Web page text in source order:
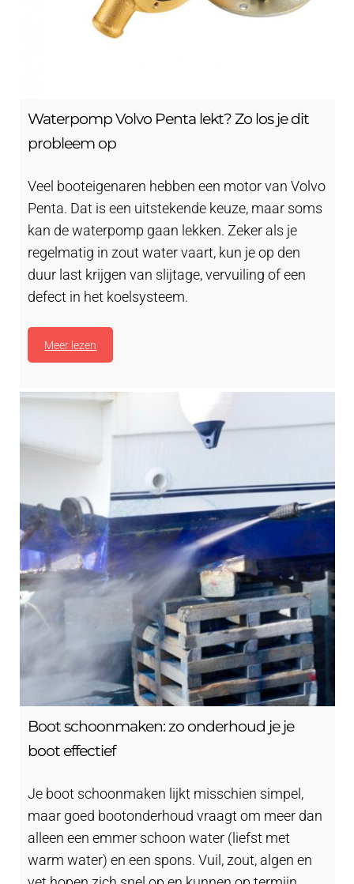
Waterpomp Volvo Penta lekt? Zo los je dit
probleem op
Veel booteigenaren hebben een motor van Volvo
Penta. Dat is een uitstekende keuze, maar soms
kan de waterpomp gaan lekken. Zeker als je
regelmatig in zout water vaart, kun je op den
duur last krijgen van slijtage, vervuiling of een
defect in het koelsysteem.
Meer lezen
Boot schoonmaken: zo onderhoud je je
boot effectief
Je boot schoonmaken lijkt misschien simpel,
maar goed bootonderhoud vraagt om meer dan
alleen een emmer schoon water (liefst met
warm water) en een spons. Vuil, zout, algen en